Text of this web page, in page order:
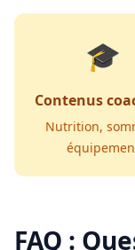
🎓
Contenus
Nutrition,
FAQ :